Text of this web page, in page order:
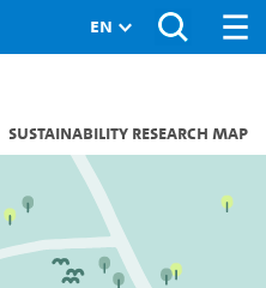
Sustainability research map